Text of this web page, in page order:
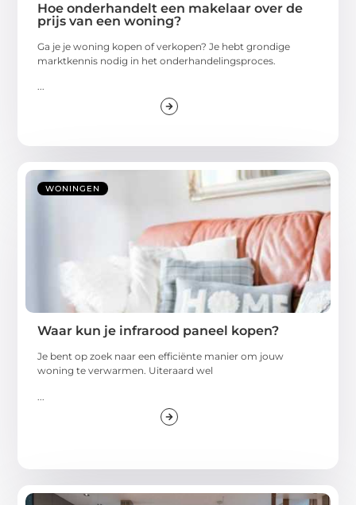
Hoe onderhandelt een makelaar over de
prijs van een woning?
Ga je je woning kopen of verkopen? Je hebt grondige
marktkennis nodig in het onderhandelingsproces.
...
WONINGEN
Waar kun je infrarood paneel kopen?
Je bent op zoek naar een efficiënte manier om jouw
woning te verwarmen. Uiteraard wel